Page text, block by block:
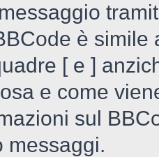
è simile
[ e ]
e come
sul
messaggi.